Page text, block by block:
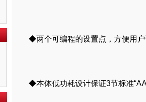
◆两个可编程的设置点，方便用户
◆本体低功耗设计保证3节标准